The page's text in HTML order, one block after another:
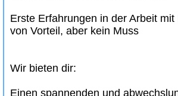
Erste Erfahrungen in der Arbeit mit
von Vorteil, aber kein Muss
Wir bieten dir:
Einen spannenden und